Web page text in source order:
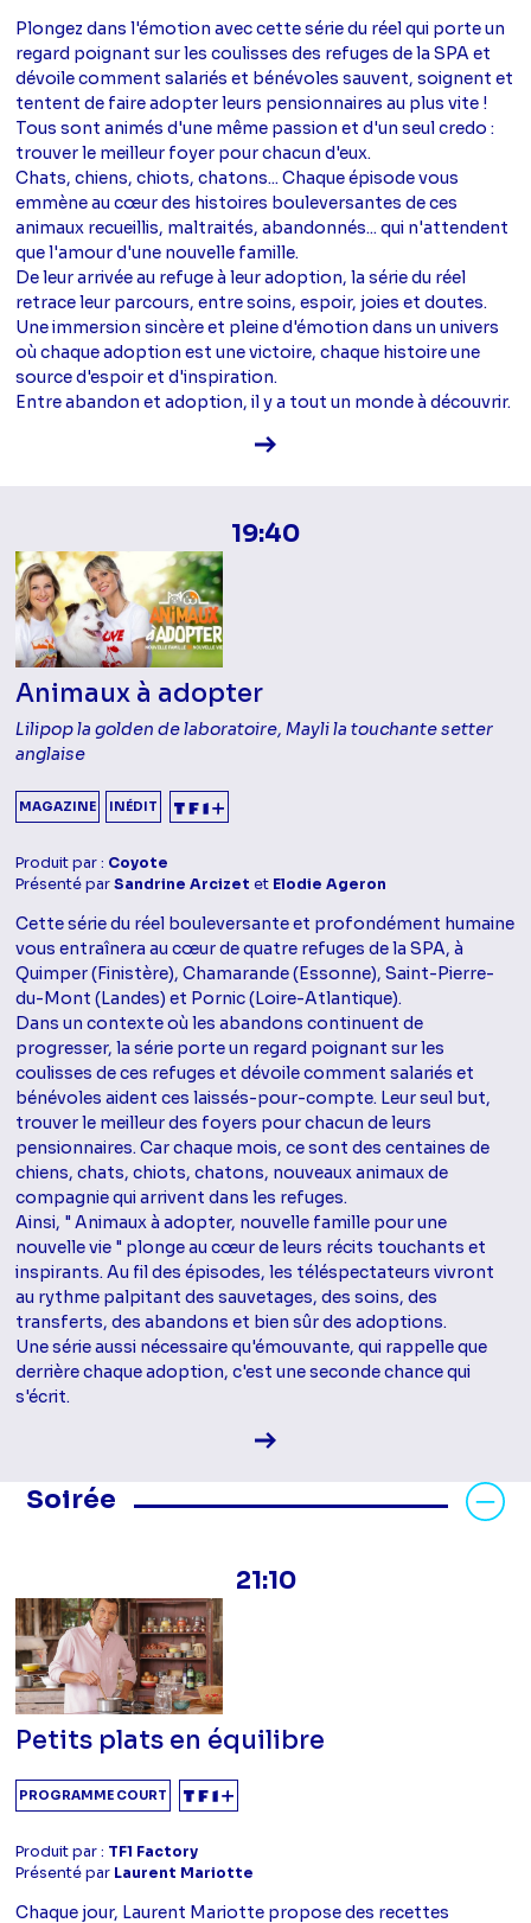
Plongez dans l'émotion avec cette série du réel qui porte un
regard poignant sur les coulisses des refuges de la SPA et
dévoile comment salariés et bénévoles sauvent, soignent et
tentent de faire adopter leurs pensionnaires au plus vite !
Tous sont animés d'une même passion et d'un seul credo :
trouver le meilleur foyer pour chacun d'eux.
Chats, chiens, chiots, chatons... Chaque épisode vous
emmène au cœur des histoires bouleversantes de ces
animaux recueillis, maltraités, abandonnés... qui n'attendent
que l'amour d'une nouvelle famille.
De leur arrivée au refuge à leur adoption, la série du réel
retrace leur parcours, entre soins, espoir, joies et doutes.
Une immersion sincère et pleine d'émotion dans un univers
où chaque adoption est une victoire, chaque histoire une
source d'espoir et d'inspiration.
Entre abandon et adoption, il y a tout un monde à découvrir.
Voir la fiche diffusion
19:40
Animaux à adopter
Lilipop la golden de laboratoire, Mayli la touchante setter
anglaise
MAGAZINE INÉDIT
Produit par : Coyote
Présenté parSandrine Arcizet et Elodie Ageron
Cette série du réel bouleversante et profondément humaine
vous entraînera au cœur de quatre refuges de la SPA, à
Quimper (Finistère), Chamarande (Essonne), Saint-Pierre-
du-Mont (Landes) et Pornic (Loire-Atlantique).
Dans un contexte où les abandons continuent de
progresser, la série porte un regard poignant sur les
coulisses de ces refuges et dévoile comment salariés et
bénévoles aident ces laissés-pour-compte. Leur seul but,
trouver le meilleur des foyers pour chacun de leurs
pensionnaires. Car chaque mois, ce sont des centaines de
chiens, chats, chiots, chatons, nouveaux animaux de
compagnie qui arrivent dans les refuges.
Ainsi, " Animaux à adopter, nouvelle famille pour une
nouvelle vie " plonge au cœur de leurs récits touchants et
inspirants. Au fil des épisodes, les téléspectateurs vivront
au rythme palpitant des sauvetages, des soins, des
transferts, des abandons et bien sûr des adoptions.
Une série aussi nécessaire qu'émouvante, qui rappelle que
derrière chaque adoption, c'est une seconde chance qui
s'écrit.
Voir la fiche diffusion
Soirée
Masquer les programmes Soirée
21:10
Petits plats en équilibre
PROGRAMME COURT
Produit par : TF1 Factory
Présenté par Laurent Mariotte
Chaque jour, Laurent Mariotte propose des recettes